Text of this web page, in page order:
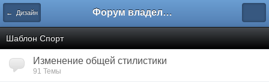
← Дизайн Форум владельцев интернет-магазинов
Шаблон Спорт
Изменение общей стилистики
91 Темы